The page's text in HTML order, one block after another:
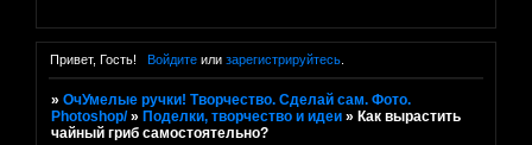
Привет, Гость! Войдитеили зарегистрируйтесь.
»ОчУмелые ручки! Творчество. Сделай сам. Фото.
Photoshop/ » Поделки, творчество и идеи » Как вырастить
чайный гриб самостоятельно?